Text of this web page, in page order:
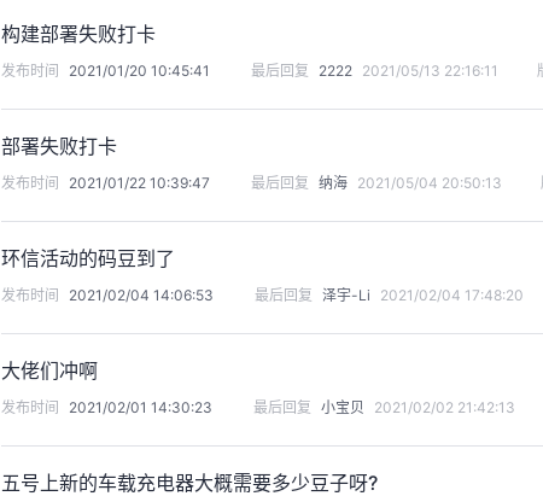
构建部署失败打卡
发布时间 2021/01/20 10:45:41 最后回复 2222 2021/05/13 22:16:11
部署失败打卡
发布时间 2021/01/22 10:39:47 最后回复 纳海 2021/05/04 20:50:13
环信活动的码豆到了
发布时间 2021/02/04 14:06:53 最后回复 泽宇-Li 2021/02/04 17:48:20
大佬们冲啊
发布时间 2021/02/01 14:30:23 最后回复 小宝贝 2021/02/02 21:42:13
五号上新的车载充电器大概需要多少豆子呀?